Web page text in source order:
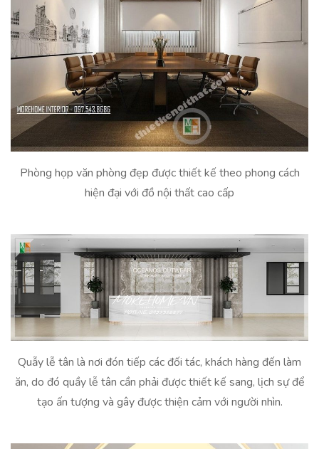
Phòng họp văn phòng đẹp được thiết kế theo phong cách
hiện đại với đồ nội thất cao cấp
Quẫy lễ tân là nơi đón tiếp các đối tác, khách hàng đến làm
ăn, do đó quầy lễ tân cần phải được thiết kế sang, lịch sự để
tạo ấn tượng và gây được thiện cảm với người nhìn.